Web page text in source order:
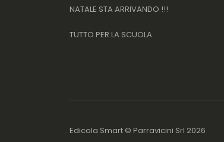
NATALE STA ARRIVANDO !!!
TUTTO PER LA SCUOLA
Edicola Smart © Parravicini Srl 2026